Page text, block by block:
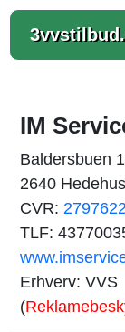
IM
Baldersbuen
2640
CVR:
TLF:
Erhverv: VVS
(